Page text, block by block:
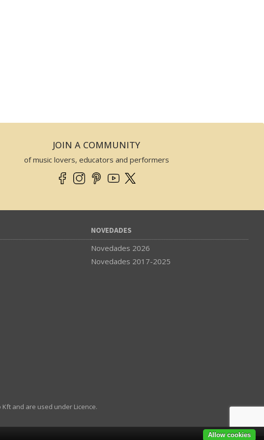
JOIN A COMMUNITY
of music lovers, educators and performers
NOVEDADES
Novedades 2026
Novedades 2017-2025
and are used under Licence.
Allow cookies